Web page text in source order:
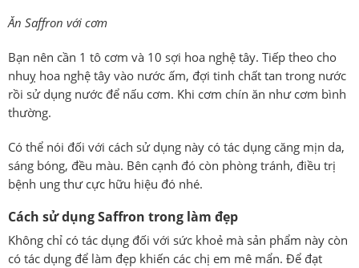
Ăn Saffron với cơm
Bạn nên cần 1 tô cơm và 10 sợi hoa nghệ tây. Tiếp theo cho
nhuỵ hoa nghệ tây vào nước ấm, đợi tinh chất tan trong nước
rồi sử dụng nước để nấu cơm. Khi cơm chín ăn như cơm bình
thường.
Có thể nói đối với cách sử dụng này có tác dụng căng mịn da,
sáng bóng, đều màu. Bên cạnh đó còn phòng tránh, điều trị
bệnh ung thư cực hữu hiệu đó nhé.
Cách sử dụng Saffron trong làm đẹp
Không chỉ có tác dụng đối với sức khoẻ mà sản phẩm này còn
có tác dụng để làm đẹp khiến các chị em mê mẩn. Để đạt